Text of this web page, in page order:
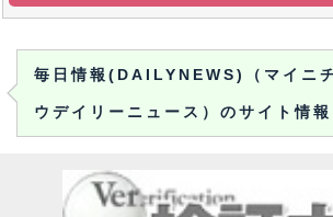
毎日情報(DAILYNEWS)（マイニ
ウデイリーニュース）のサイト情報